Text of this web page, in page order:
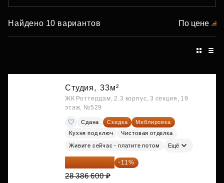
Найдено 10 вариантов По цене
Студия, 33м²
ЖК Роттердам, 2.3 корпус, 3 секция, 19
этаж, №529
Сдана Скидка
Меблировка
Кухня под ключ
Чистовая отделка
Живите сейчас - платите потом Ещё
25 264 074 ₽ -11%
28 386 600 ₽